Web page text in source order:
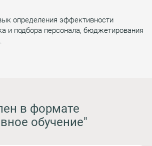
определения эффективности
и подбора персонала, бюджетирования
в формате
обучение"